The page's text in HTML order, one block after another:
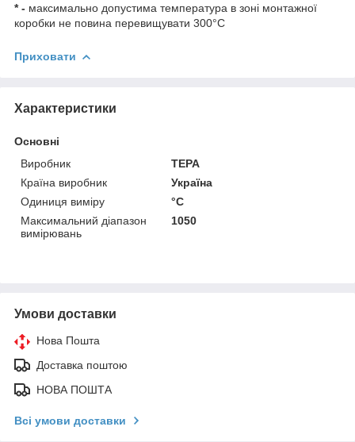
* - максимально допустима температура в зоні монтажної
коробки не повина перевищувати 300°C
Приховати
Характеристики
Основні
Виробник
ТЕРА
Країна виробник
Україна
Одиниця виміру
°С
Максимальний діапазон
вимірювань
1050
Умови доставки
Нова Пошта
Доставка поштою
НОВА ПОШТА
Всі умови доставки